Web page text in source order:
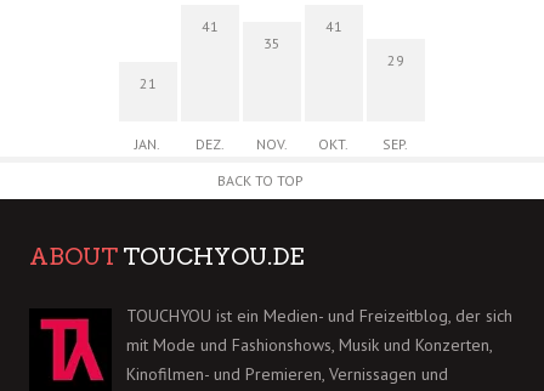
21
JAN.
41
DEZ.
35
NOV.
41
OKT.
29
SEP.
BACK TO TOP
ABOUT TOUCHYOU.DE
TOUCHYOU ist ein Medien- und Freizeitblog, der sich
mit Mode und Fashionshows, Musik und Konzerten,
Kinofilmen- und Premieren, Vernissagen und